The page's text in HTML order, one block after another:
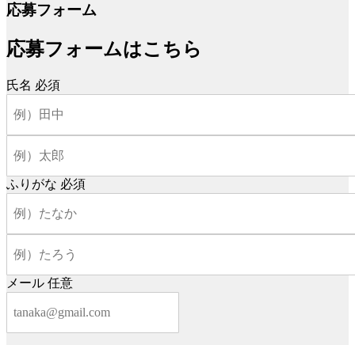
応募フォーム
応募フォームはこちら
氏名 必須
ふりがな 必須
メール 任意